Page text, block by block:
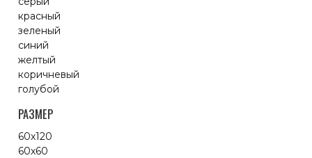
красный
зеленый
синий
желтый
коричневый
голубой
РАЗМЕР
60x120
60x60